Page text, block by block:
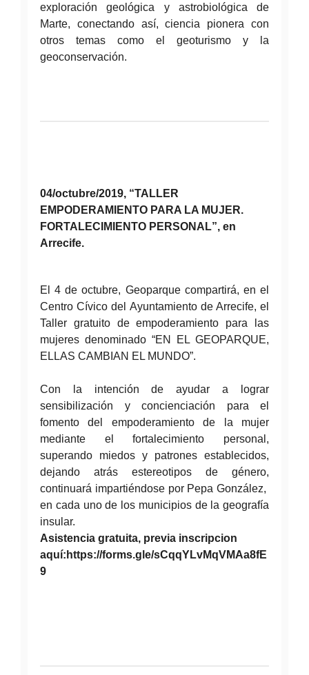
exploración geológica y astrobiológica de
Marte, conectando así, ciencia pionera con
otros temas como el geoturismo y la
geoconservación.
04/octubre/2019, “TALLER
EMPODERAMIENTO PARA LA MUJER.
FORTALECIMIENTO PERSONAL”, en
Arrecife.
El 4 de octubre, Geoparque compartirá, en el
Centro Cívico del Ayuntamiento de Arrecife, el
Taller gratuito de empoderamiento para las
mujeres denominado “EN EL GEOPARQUE,
ELLAS CAMBIAN EL MUNDO”.
Con la intención de ayudar a lograr
sensibilización y concienciación para el
fomento del empoderamiento de la mujer
mediante el fortalecimiento personal,
superando miedos y patrones establecidos,
dejando atrás estereotipos de género,
continuará impartiéndose por Pepa González,
en cada uno de los municipios de la geografía
insular.
Asistencia gratuita, previa inscripcion
aquí: https://forms.gle/sCqqYLvMqVMAa8fE
9